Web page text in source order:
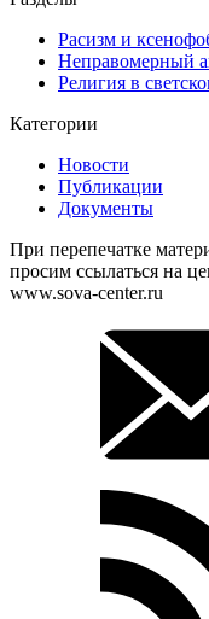
Расизм и
Неправомерный
Религия в
Категории
Новости
Публикации
Документы
При перепечатке
просим ссылаться на
www.sova-center.ru